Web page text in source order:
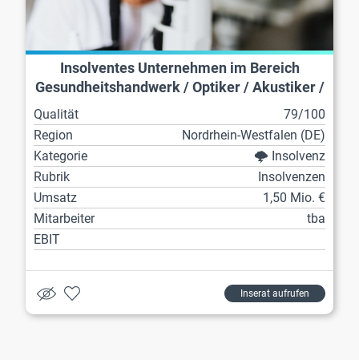
Insolventes Unternehmen im Bereich
Gesundheitshandwerk / Optiker / Akustiker /
Qualität
79/100
Region
Nordrhein-Westfalen (DE)
Kategorie
🌩️ Insolvenz
Rubrik
Insolvenzen
Umsatz
1,50 Mio. €
Mitarbeiter
tba
EBIT
Inserat aufrufen